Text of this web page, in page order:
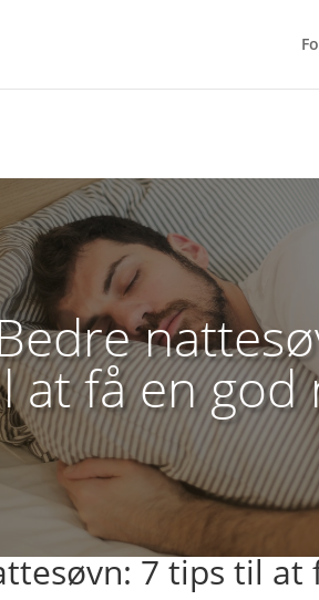
at få en god
7 tips til at